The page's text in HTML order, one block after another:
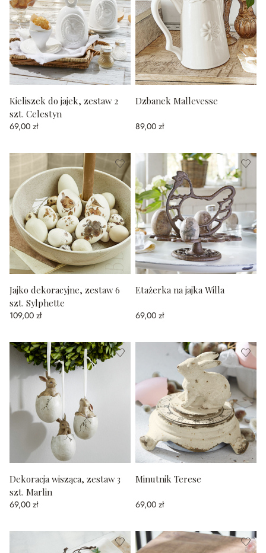
Kieliszek do jajek, zestaw 2
szt. Celestyn
69,00 zł
Dzbanek Mallevesse
89,00 zł
Jajko dekoracyjne, zestaw 6
szt. Sylphette
109,00 zł
Etażerka na jajka Willa
69,00 zł
Dekoracja wisząca, zestaw 3
szt. Marlin
69,00 zł
Minutnik Terese
69,00 zł